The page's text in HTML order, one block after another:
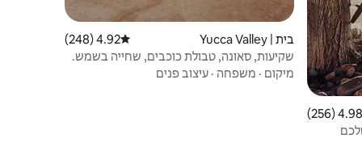
של 4.98 מתוך 5, 256 ביקורות4.98 (256)
בית | Yucca Valley דירוג ממוצע של 4.92 מתוך 5, 248 ביקורות
4.92 (248)
שקיעות, סאונה, טבולת כוכבים, שחייה בשמש.
מיקום · משפחה · עיצוב פנים